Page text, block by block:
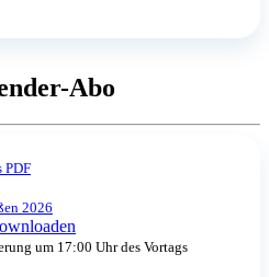
Abo
PDF
2026
um 17:00 Uhr des Vortags